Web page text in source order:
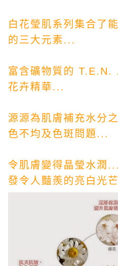
白花瑩肌系列集合了
的三大元素...
富含礦物質的 T.E.N.
花卉精華...
源源為肌膚補充水分
色不均及色斑問題...
令肌膚變得晶瑩水潤
發令人豔羨的亮白光